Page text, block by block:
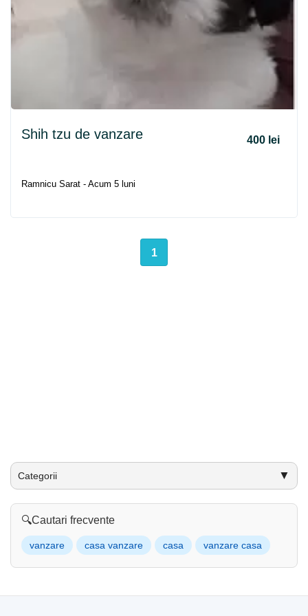
Shih tzu de vanzare 400 lei
Ramnicu Sarat - Acum 5 luni
1
Categorii ▼
🔍Cautari frecvente
vanzare casa vanzare casa vanzare casa